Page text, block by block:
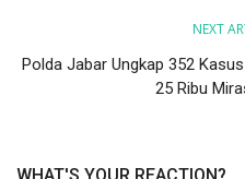
NEXT
Polda Jabar Ungkap 352
25 Ribu
WHAT'S YOUR REACTION?